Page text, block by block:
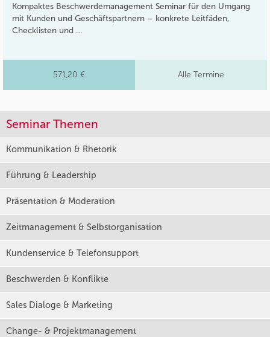
Seminar Themen
Kommunikation & Rhetorik
Führung & Leadership
Präsentation & Moderation
Zeitmanagement & Selbstorganisation
Kundenservice & Telefonsupport
Beschwerden & Konflikte
Sales Dialoge & Marketing
Change- & Projektmanagement
Kompaktes Beschwerdemanagement Seminar für den Umgang
mit Kunden und Geschäftspartnern – konkrete Leitfäden,
Checklisten und …
571,20 € Alle Termine